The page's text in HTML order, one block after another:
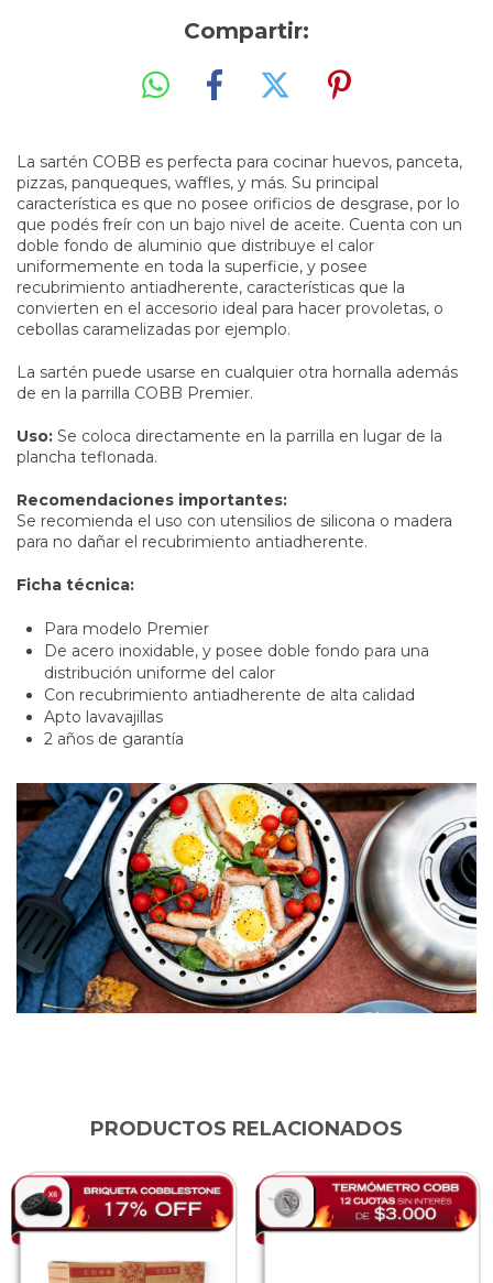
Compartir:
La sartén COBB es perfecta para cocinar huevos, panceta,
pizzas, panqueques, waffles, y más. Su principal
característica es que no posee orificios de desgrase, por lo
que podés freír con un bajo nivel de aceite. Cuenta con un
doble fondo de aluminio que distribuye el calor
uniformemente en toda la superficie, y posee
recubrimiento antiadherente, características que la
convierten en el accesorio ideal para hacer provoletas, o
cebollas caramelizadas por ejemplo.
La sartén puede usarse en cualquier otra hornalla además
de en la parrilla COBB Premier.
Uso: Se coloca directamente en la parrilla en lugar de la
plancha teflonada.
Recomendaciones importantes:
Se recomienda el uso con utensilios de silicona o madera
para no dañar el recubrimiento antiadherente.
Ficha técnica:
Para modelo Premier
De acero inoxidable, y posee doble fondo para una
distribución uniforme del calor
Con recubrimiento antiadherente de alta calidad
Apto lavavajillas
2 años de garantía
PRODUCTOS RELACIONADOS